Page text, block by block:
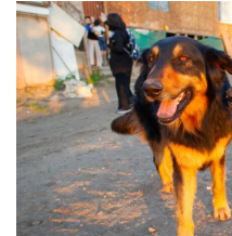
modo claro